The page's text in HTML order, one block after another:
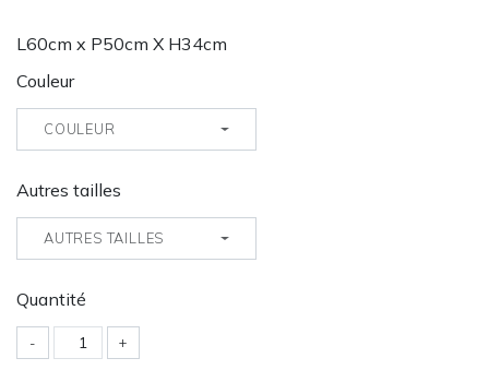
L60cm x P50cm X H34cm
Couleur
COULEUR
Autres tailles
AUTRES TAILLES
Quantité
- +